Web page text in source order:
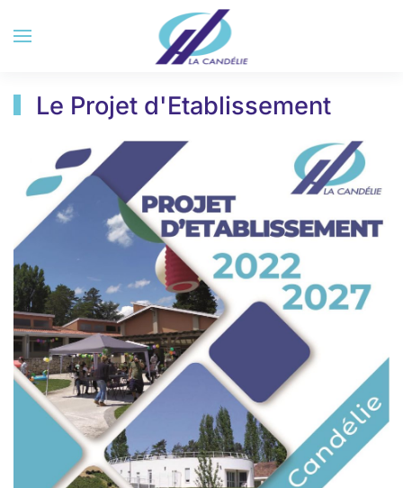
Accéder au contenu principal
Le Projet d'Etablissement